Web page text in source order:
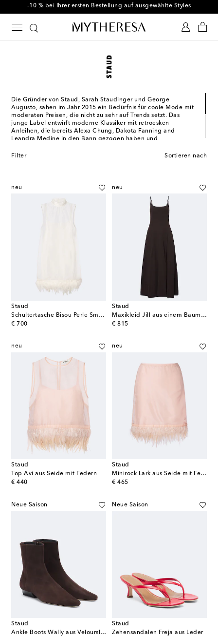
-10 % bei Ihrer ersten Bestellung auf ausgewählte Styles
Die Gründer von Staud, Sarah Staudinger und George
Augusto, sahen im Jahr 2015 ein Bedürfnis für coole Mode mit
moderaten Preisen, die nicht zu sehr auf Trends setzt. Das
junge Label entwirft moderne Klassiker mit retroesken
Anleihen, die bereits Alexa Chung, Dakota Fanning and
Leandra Medine in den Bann gezogen haben und
werden.
unseren Looks eine Prise Vintage-Charme verleihen.
Filter Sortieren nach
neu
Staud
Schultertasche Bisou Perle Small aus Leder
€ 700
original price
neu
Staud
Maxikleid Jill aus einem Baumwollgemisch
€ 815
original price
neu
Staud
Top Avi aus Seide mit Federn
€ 440
original price
neu
Staud
Minirock Lark aus Seide mit Federn
€ 465
original price
Neue Saison
Staud
Ankle Boots Wally aus Veloursleder
Neue Saison
Staud
Zehensandalen Freja aus Leder